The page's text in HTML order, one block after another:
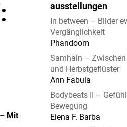
Mit
ausstellungen
In between – Bilder
Vergänglichkeit
Phandoom
Samhain –
und Herbstgeflüster
Ann Fabula
Bodybeats II –
Bewegung
Elena F. Barba